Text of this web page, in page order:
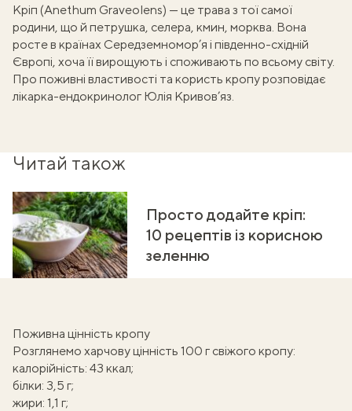
Кріп (Anethum Graveolens) — це трава з тої самої
родини, що й петрушка, селера, кмин, морква. Вона
росте в країнах Середземномор’я і південно-східній
Європі, хоча її вирощують і споживають по всьому світу.
Про поживні властивості та користь кропу розповідає
лікарка-ендокринолог Юлія Кривов’яз.
Читай також
Просто додайте кріп:
10 рецептів із корисною
зеленню
Поживна цінність кропу
Розглянемо харчову цінність 100 г свіжого кропу:
калорійність: 43 ккал;
білки: 3,5 г;
жири: 1,1 г;